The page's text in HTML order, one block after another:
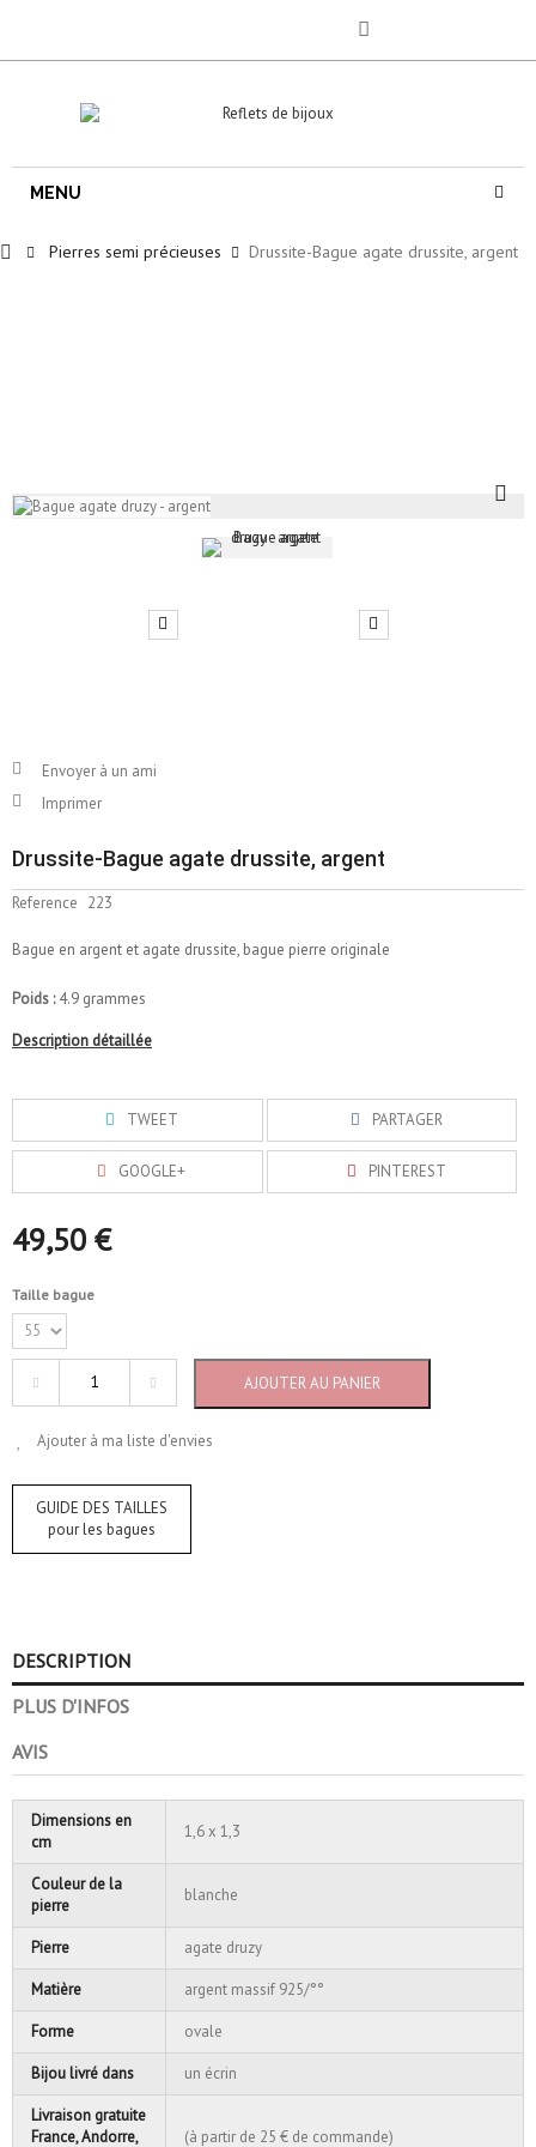
MENU
Pierres semi précieuses Drussite-Bague agate drussite, argent
Envoyer à un ami
Imprimer
Drussite-Bague agate drussite, argent
Reference 223
Bague en argent et agate drussite, bague pierre originale
Poids :4.9 grammes
Description détaillée
TWEET PARTAGER
GOOGLE+ PINTEREST
49,50 €
Taille bague
AJOUTER AU PANIER
Ajouter à ma liste d'envies
GUIDE DES TAILLES
pour les bagues
DESCRIPTION
PLUS D'INFOS
AVIS
Dimensions en
cm
1,6 x 1,3
Couleur de la
pierre
blanche
Pierre agate druzy
Matière argent massif 925/°°
Forme ovale
Bijou livré dans un écrin
Livraison gratuite
France, Andorre,
(à partir de 25 € de commande)